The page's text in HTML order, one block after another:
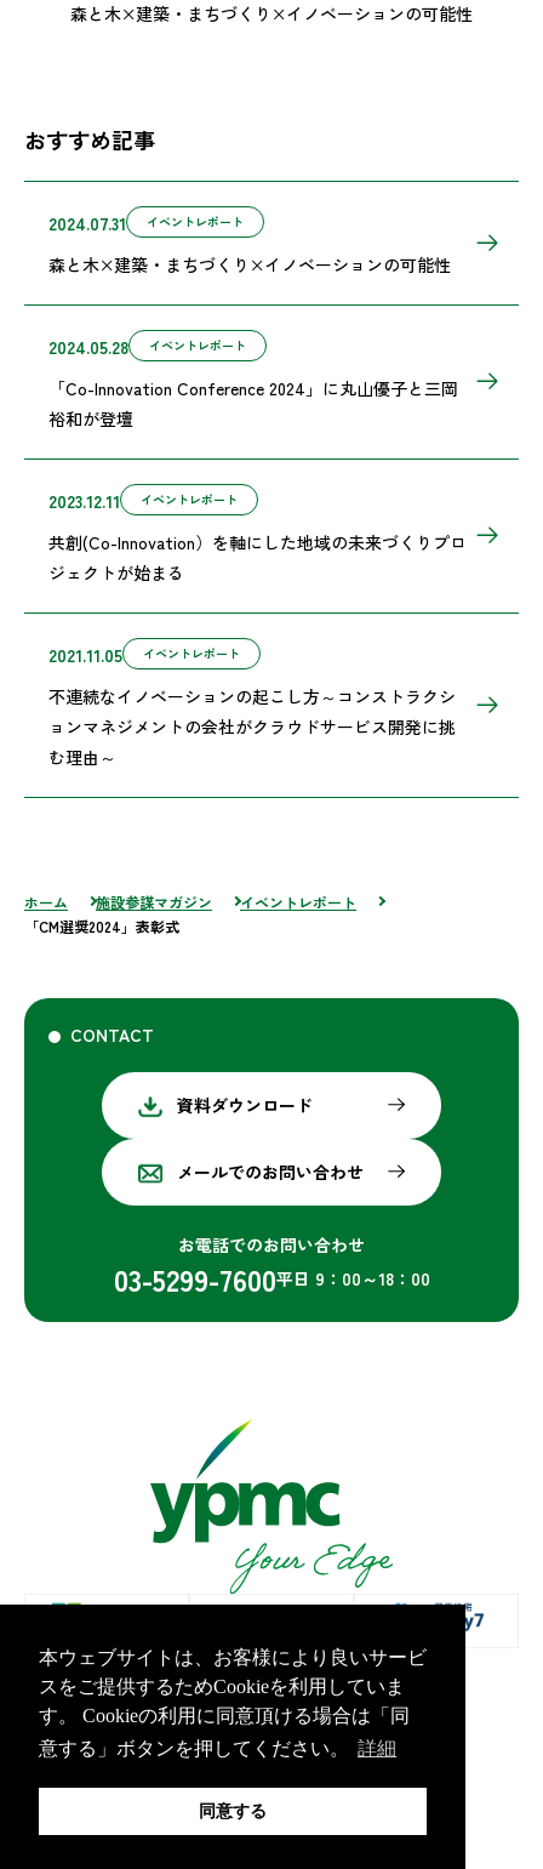
森と木×建築・まちづくり×イノベーションの可能性
おすすめ記事
2024.07.31 イベントレポート
森と木×建築・まちづくり×イノベーションの可能性
2024.05.28 イベントレポート
「Co-Innovation Conference 2024」に丸山優子と三岡
裕和が登壇
2023.12.11 イベントレポート
共創(Co-Innovation）を軸にした地域の未来づくりプロ
ジェクトが始まる
2021.11.05 イベントレポート
不連続なイノベーションの起こし方～コンストラクシ
ョンマネジメントの会社がクラウドサービス開発に挑
む理由～
ホーム 施設参謀マガジン
イベントレポート
「CM選奨2024」表彰式
CONTACT
資料ダウンロード
メールでのお問い合わせ
お電話でのお問い合わせ
03-5299-7600平日 9：00～18：00
プライバシーポリシー 情報セキュリティ基本方針
Copyright Yamashita PMC Inc.All Rights Reserved.
本ウェブサイトは、お客様により良いサービ
スをご提供するためCookieを利用していま
す。 Cookieの利用に同意頂ける場合は「同
意する」ボタンを押してください。
詳細
同意する